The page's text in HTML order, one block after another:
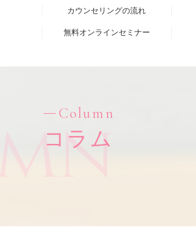
カウンセリングの流れ
無料オンラインセミナー
Column
コラム